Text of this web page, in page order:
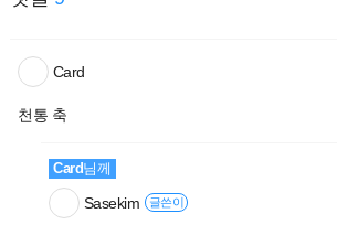
Card
천통 축
Card님께
Sasekim 글쓴이